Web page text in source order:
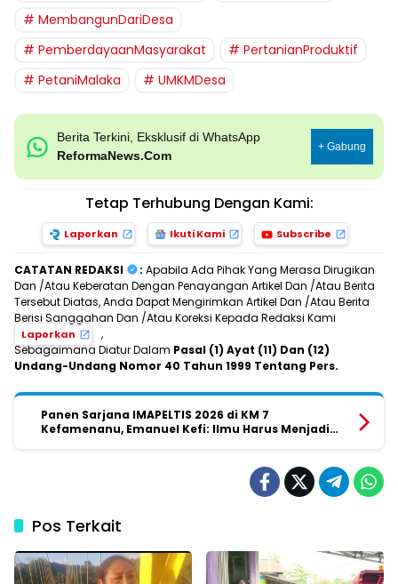
MembangunDariDesa
PemberdayaanMasyarakat
PertanianProduktif
PetaniMalaka
UMKMDesa
Berita Terkini, Eksklusif di WhatsApp
ReformaNews.Com
+ Gabung
Tetap Terhubung Dengan Kami:
Laporkan Ikuti Kami Subscribe
CATATAN REDAKSI : Apabila Ada Pihak Yang Merasa Dirugikan
Dan /Atau Keberatan Dengan Penayangan Artikel Dan /Atau Berita
Tersebut Diatas, Anda Dapat Mengirimkan Artikel Dan /Atau Berita
Berisi Sanggahan Dan /Atau Koreksi Kepada Redaksi Kami
Laporkan
,
Sebagaimana Diatur Dalam Pasal (1) Ayat (11) Dan (12)
Undang-Undang Nomor 40 Tahun 1999 Tentang Pers.
Panen Sarjana IMAPELTIS 2026 di KM 7
Kefamenanu, Emanuel Kefi: Ilmu Harus Menjadi
Pos Terkait